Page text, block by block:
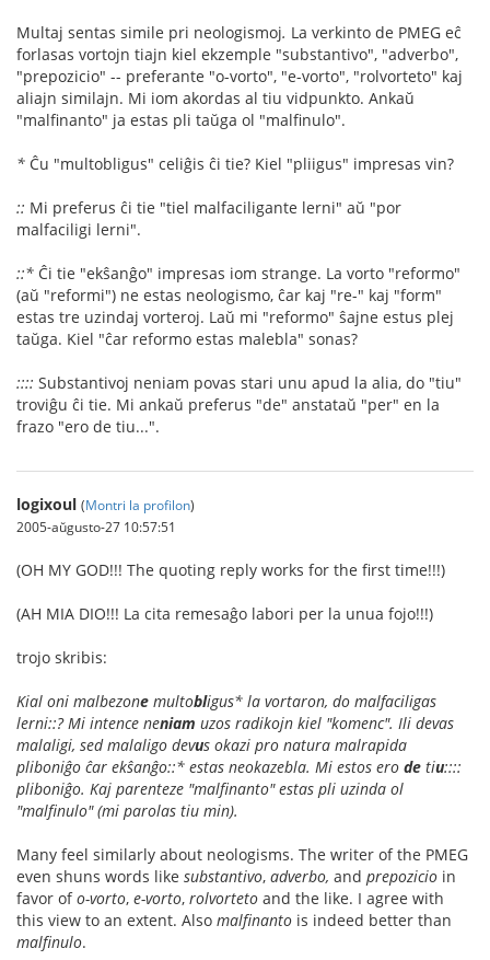
Multaj sentas simile pri neologismoj. La verkinto de PMEG eĉ
forlasas vortojn tiajn kiel ekzemple "substantivo", "adverbo",
"prepozicio" -- preferante "o-vorto", "e-vorto", "rolvorteto" kaj
aliajn similajn. Mi iom akordas al tiu vidpunkto. Ankaŭ
"malfinanto" ja estas pli taŭga ol "malfinulo".
* Ĉu "multobligus" celiĝis ĉi tie? Kiel "pliigus" impresas vin?
:: Mi preferus ĉi tie "tiel malfaciligante lerni" aŭ "por
malfaciligi lerni".
::* Ĉi tie "ekŝanĝo" impresas iom strange. La vorto "reformo"
(aŭ "reformi") ne estas neologismo, ĉar kaj "re-" kaj "form"
estas tre uzindaj vorteroj. Laŭ mi "reformo" ŝajne estus plej
taŭga. Kiel "ĉar reformo estas malebla" sonas?
:::: Substantivoj neniam povas stari unu apud la alia, do "tiu"
troviĝu ĉi tie. Mi ankaŭ preferus "de" anstataŭ "per" en la
frazo "ero de tiu...".
logixoul (Montri la profilon)
2005-aŭgusto-27 10:57:51
(OH MY GOD!!! The quoting reply works for the first time!!!)
(AH MIA DIO!!! La cita remesaĝo labori per la unua fojo!!!)
trojo skribis:
Kial oni malbezone multobligus* la vortaron, do malfaciligas
lerni::? Mi intence neniam uzos radikojn kiel "komenc". Ili devas
malaligi, sed malaligo devus okazi pro natura malrapida
pliboniĝo ĉar ekŝanĝo::* estas neokazebla. Mi estos ero de tiu::::
pliboniĝo. Kaj parenteze "malfinanto" estas pli uzinda ol
"malfinulo" (mi parolas tiu min).
Many feel similarly about neologisms. The writer of the PMEG
even shuns words like substantivo, adverbo, and prepozicio in
favor ofo-vorto, e-vorto, rolvorteto and the like. I agree with
this view to an extent. Also malfinanto is indeed better than
malfinulo.